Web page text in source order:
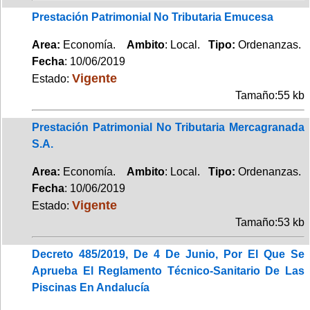
Prestación Patrimonial No Tributaria Emucesa
Area: Economía. Ambito: Local. Tipo: Ordenanzas.
Fecha: 10/06/2019
Estado: Vigente
Tamaño:55 kb
Prestación Patrimonial No Tributaria Mercagranada
S.A.
Area: Economía. Ambito: Local. Tipo: Ordenanzas.
Fecha: 10/06/2019
Estado: Vigente
Tamaño:53 kb
Decreto 485/2019, De 4 De Junio, Por El Que Se
Aprueba El Reglamento Técnico-Sanitario De Las
Piscinas En Andalucía